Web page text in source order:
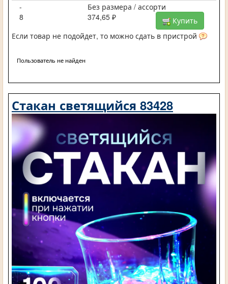
-
Без размера / ассорти
8
374,65 ₽
Купить
Если товар не подойдет, то можно сдать в пристрой
Пользователь не найден
Стакан светящийся 83428